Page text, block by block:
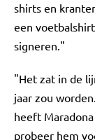
shirts en
een
signeren."
"Het zat in de
jaar zou
heeft
probeer hem